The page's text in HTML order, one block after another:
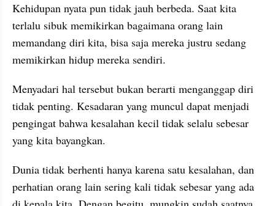
Kehidupan nyata pun tidak jauh berbeda. Saat kita
terlalu sibuk memikirkan bagaimana orang lain
memandang diri kita, bisa saja mereka justru sedang
memikirkan hidup mereka sendiri.
Menyadari hal tersebut bukan berarti menganggap diri
tidak penting. Kesadaran yang muncul dapat menjadi
pengingat bahwa kesalahan kecil tidak selalu sebesar
yang kita bayangkan.
Dunia tidak berhenti hanya karena satu kesalahan, dan
perhatian orang lain sering kali tidak sebesar yang ada